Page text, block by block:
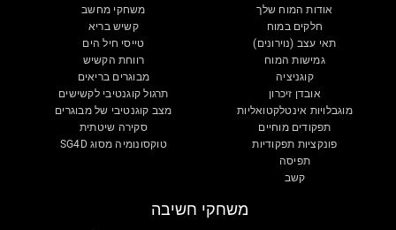
אודות המוח שלך
חלקים במוח
תאי עצב (נוירונים)
גמישות המוח
קוגניציה
אובדן זיכרון
מוגבלויות אינטלקטואליות
תפקודים מוחיים
פונקציות תפקודיות
תפיסה
קשב
משחקי מחשב
קשיש בריא
טייסי חיל הים
רווחת הקשיש
מבוגרים בריאים
תרגול קוגנטיבי לקשישים
מצב קוגנטיבי של מבוגרים
סקירה שיטתית
טוקסונומיה מסוג SG4D
משחקי חשיבה